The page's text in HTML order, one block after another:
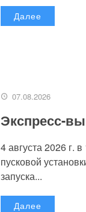
Далее
07.08.2026
Экспресс-
4 августа 2026 г.
пусковой
запуска...
Далее